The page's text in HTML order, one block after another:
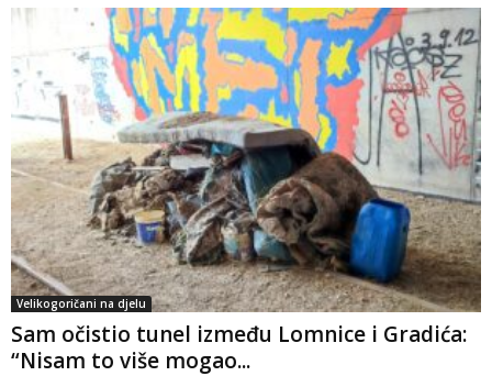
Velikogoričani na djelu
Sam očistio tunel između Lomnice i Gradića:
“Nisam to više mogao...